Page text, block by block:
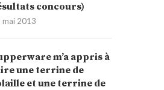
concours)
mai 2013
m’a appris à
une terrine de
et une terrine de